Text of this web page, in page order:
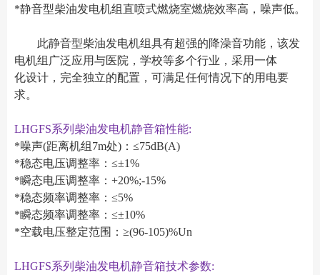
*静音型柴油发电机组直喷式燃烧室燃烧效率高，噪声低。
此静音型柴油发电机组具有超强的降澡音功能，该发
电机组广泛应用与医院，学校等多个行业，采用一体
化设计，完全独立的配置，可满足任何情况下的用电要
求。
LHGFS系列柴油发电机静音箱性能:
*噪声(距离机组7m处)：≤75dB(A)
*稳态电压调整率：≤±1%
*瞬态电压调整率：+20%;-15%
*稳态频率调整率：≤5%
*瞬态频率调整率：≤±10%
*空载电压整定范围：≥(96-105)%Un
LHGFS系列柴油发电机静音箱技术参数: